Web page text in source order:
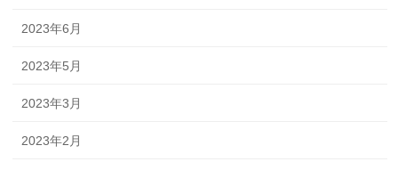
2023年6月
2023年5月
2023年3月
2023年2月